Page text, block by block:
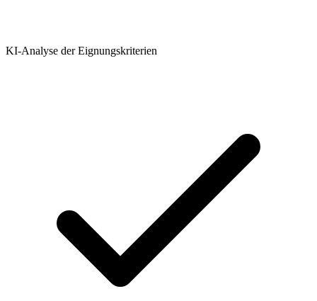
KI-Analyse der Eignungskriterien